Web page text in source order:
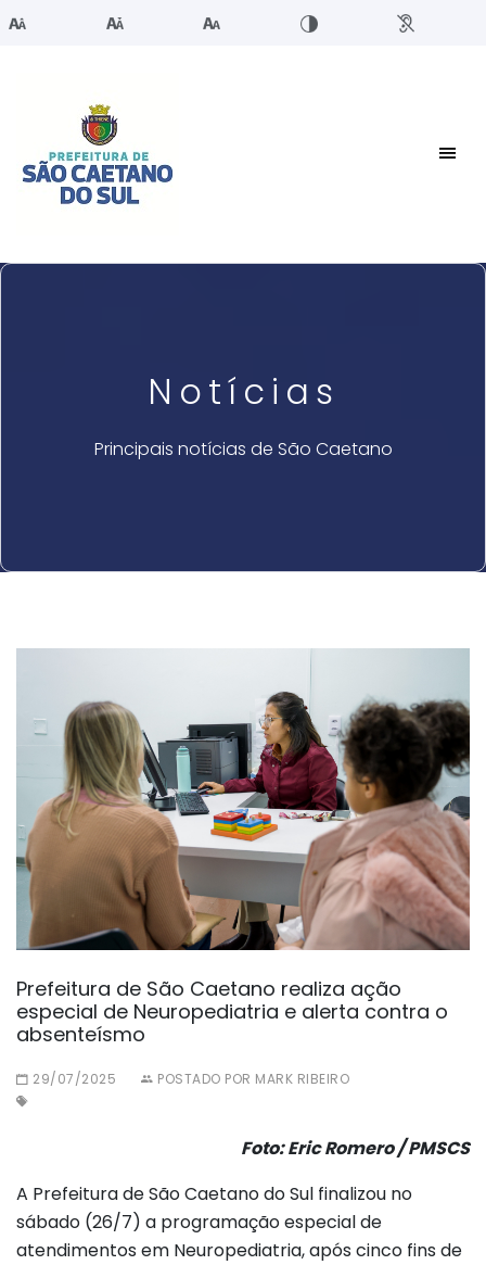
Notícias
Principais notícias de São Caetano
Prefeitura de São Caetano realiza ação
especial de Neuropediatria e alerta contra o
absenteísmo
29/07/2025 POSTADO POR MARK RIBEIRO
Foto: Eric Romero / PMSCS
A Prefeitura de São Caetano do Sul finalizou no
sábado (26/7) a programação especial de
atendimentos em Neuropediatria, após cinco fins de